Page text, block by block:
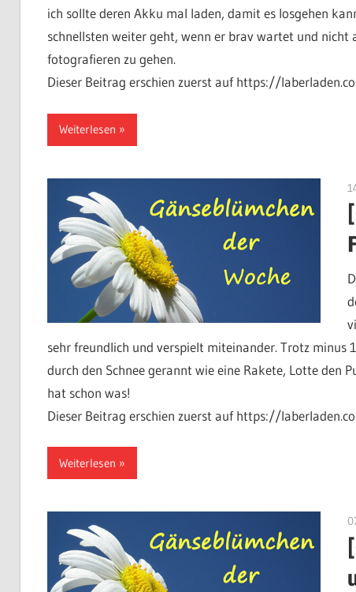
ich sollte deren Akku mal laden, damit es losgehen
schnellsten weiter geht, wenn er brav wartet und
fotografieren zu gehen.
Dieser Beitrag erschien zuerst auf https://
Weiterlesen
sehr freundlich und verspielt miteinander. Trotz
durch den Schnee gerannt wie eine Rakete, Lotte den
hat schon was!
Dieser Beitrag erschien zuerst auf https://
Weiterlesen